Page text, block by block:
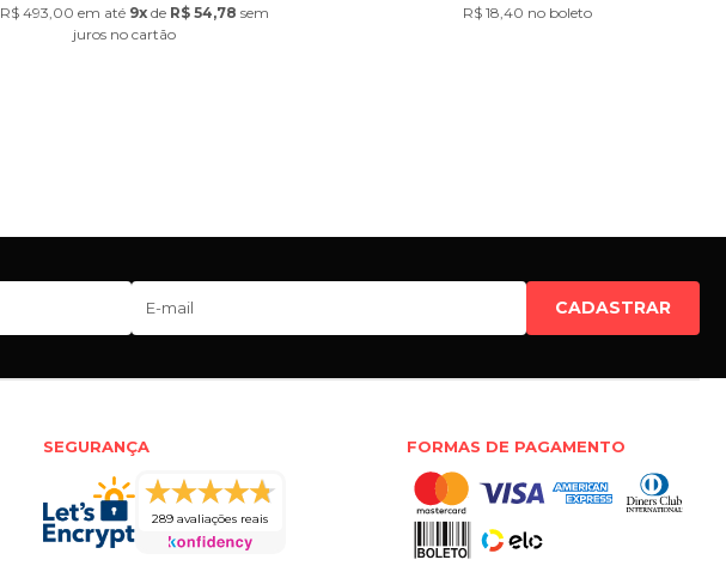
R$ 493,00 em até 9x de R$ 54,78 sem
jurosno cartão
R$ 18,40 no boleto
CADASTRAR
SEGURANÇA
289 avaliações reais
FORMAS DE PAGAMENTO